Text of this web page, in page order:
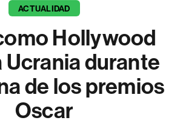
ACTUALIDAD
Hollywood
Ucrania durante
de los premios
Oscar